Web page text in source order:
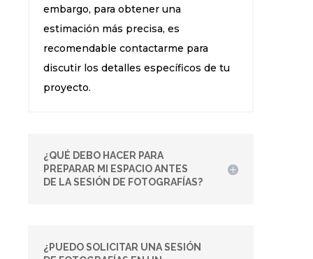
embargo, para obtener una
estimación más precisa, es
recomendable contactarme para
discutir los detalles específicos de tu
proyecto.
¿QUÉ DEBO HACER PARA
PREPARAR MI ESPACIO ANTES
DE LA SESIÓN DE FOTOGRAFÍAS?
¿PUEDO SOLICITAR UNA SESIÓN